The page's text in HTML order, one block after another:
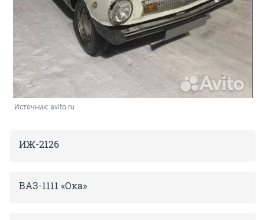
Источник: avito.ru
ИЖ-2126
ВАЗ-1111 «Ока»